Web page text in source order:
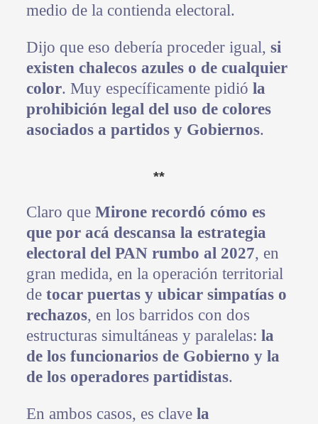
medio de la contienda electoral.
Dijo que eso debería proceder igual, si
existen chalecos azules o de cualquier
color. Muy específicamente pidió la
prohibición legal del uso de colores
asociados a partidos y Gobiernos.
**
Claro que Mirone recordó cómo es
que por acá descansa la estrategia
electoral del PAN rumbo al 2027, en
gran medida, en la operación territorial
de tocar puertas y ubicar simpatías o
rechazos, en los barridos con dos
estructuras simultáneas y paralelas: la
de los funcionarios de Gobierno y la
de los operadores partidistas.
En ambos casos, es clave la